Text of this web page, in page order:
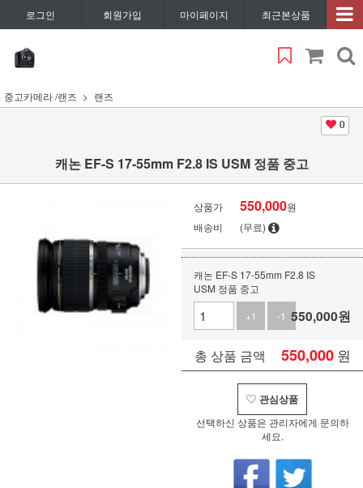
로그인 회원가입 마이페이지 최근본상품
중고카메라 /랜즈 랜즈
0
캐논 EF-S 17-55mm F2.8 IS USM 정품 중고
상품가 550,000원
배송비
(무료)
캐논 EF-S 17-55mm F2.8 IS
USM 정품 중고
+1
-1 550,000원
총 상품 금액 550,000 원
관심상품
선택하신 상품은 관리자에게 문의하
세요.